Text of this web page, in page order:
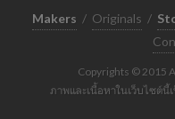
Makers / Originals /
Copyrights © 2015
ภาพและเนื้อหาในเว็บไซต์